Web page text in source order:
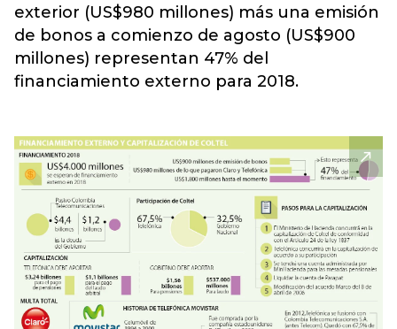
exterior (US$980 millones) más una emisión
de bonos a comienzo de agosto (US$900
millones) representan 47% del
financiamiento externo para 2018.